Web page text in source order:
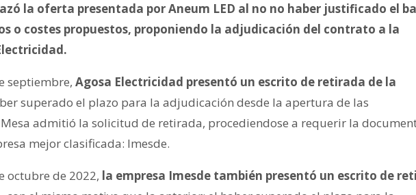
la oferta presentada por Aneum LED al no no haber justificado el
o costes propuestos, proponiendo la adjudicación del contrato a la
septiembre, Agosa Electricidad presentó un escrito de retirada de la
superado el plazo para la adjudicación desde la apertura de las
admitió la solicitud de retirada, procediendose a requerir la
mejor clasificada: Imesde.
octubre de 2022, la empresa Imesde también presentó un escrito de